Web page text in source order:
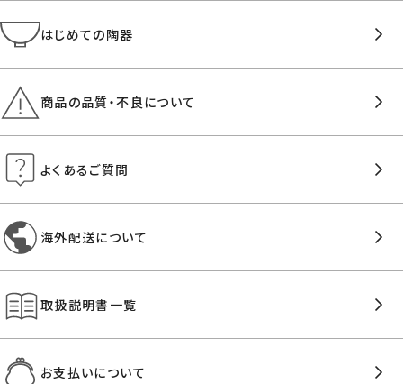
はじめての陶器
商品の品質・不良について
よくあるご質問
海外配送について
取扱説明書一覧
お支払いについて